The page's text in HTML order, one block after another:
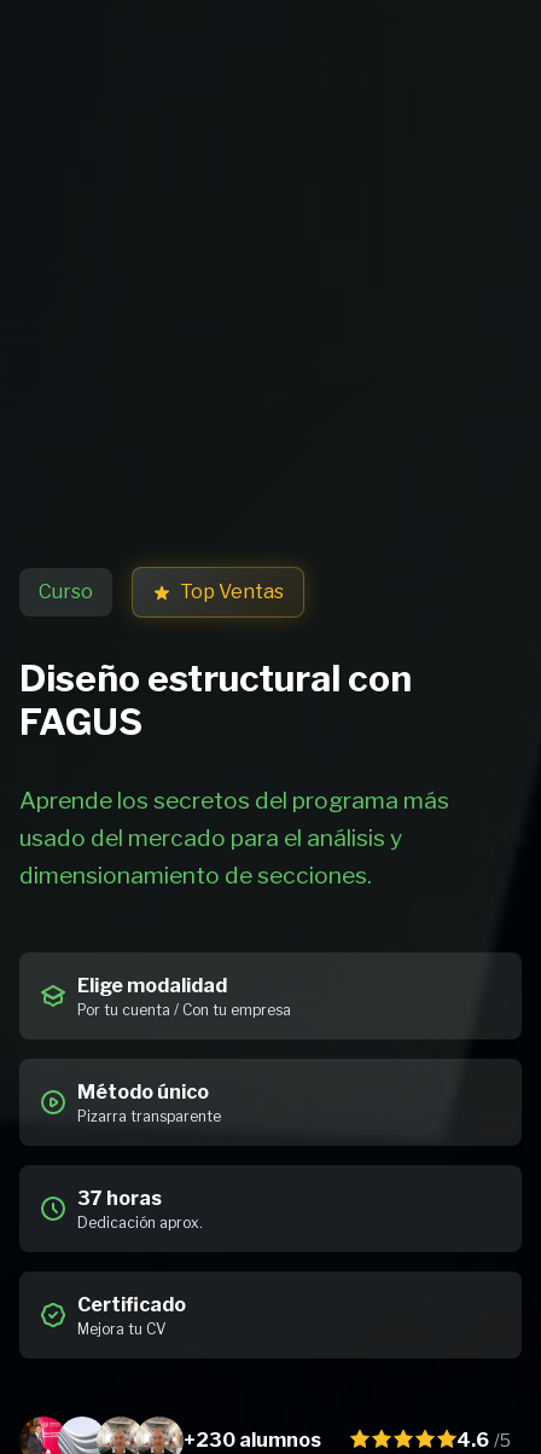
Curso Top Ventas
Diseño estructural con
FAGUS
Aprende los secretos del programa más
usado del mercado para el análisis y
dimensionamiento de secciones.
Elige modalidad
Por tu cuenta / Con tu empresa
Método único
Pizarra transparente
37 horas
Dedicación aprox.
Certificado
Mejora tu CV
+230 alumnos 4.6 /5